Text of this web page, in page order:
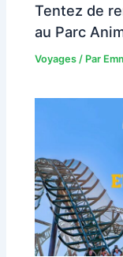
Tentez de
au Parc
Voyages / Par